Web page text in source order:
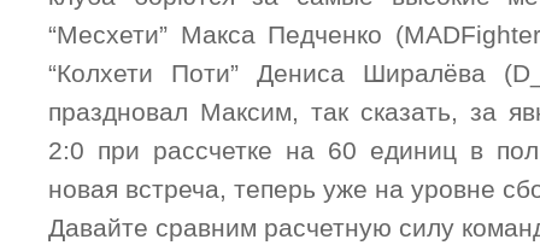
“Месхети” Макса Педченко
“Колхети Поти” Дениса Ширалёва
праздновал Максим, так сказать, за
2:0 при рассчетке на 60 единиц в
новая встреча, теперь уже на уровне
Давайте сравним расчетную силу